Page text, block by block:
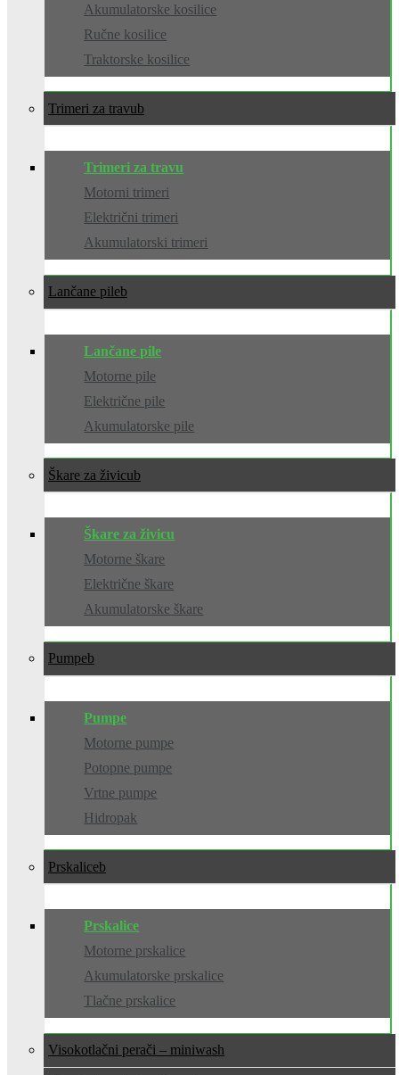
Akumulatorske kosilice
Ručne kosilice
Traktorske kosilice
Trimeri za travu
Trimeri za travu
Motorni trimeri
Električni trimeri
Akumulatorski trimeri
Lančane pile
Lančane pile
Motorne pile
Električne pile
Akumulatorske pile
Škare za živicu
Škare za živicu
Motorne škare
Električne škare
Akumulatorske škare
Pumpe
Pumpe
Motorne pumpe
Potopne pumpe
Vrtne pumpe
Hidropak
Prskalice
Prskalice
Motorne prskalice
Akumulatorske prskalice
Tlačne prskalice
Visokotlačni perači – miniwash